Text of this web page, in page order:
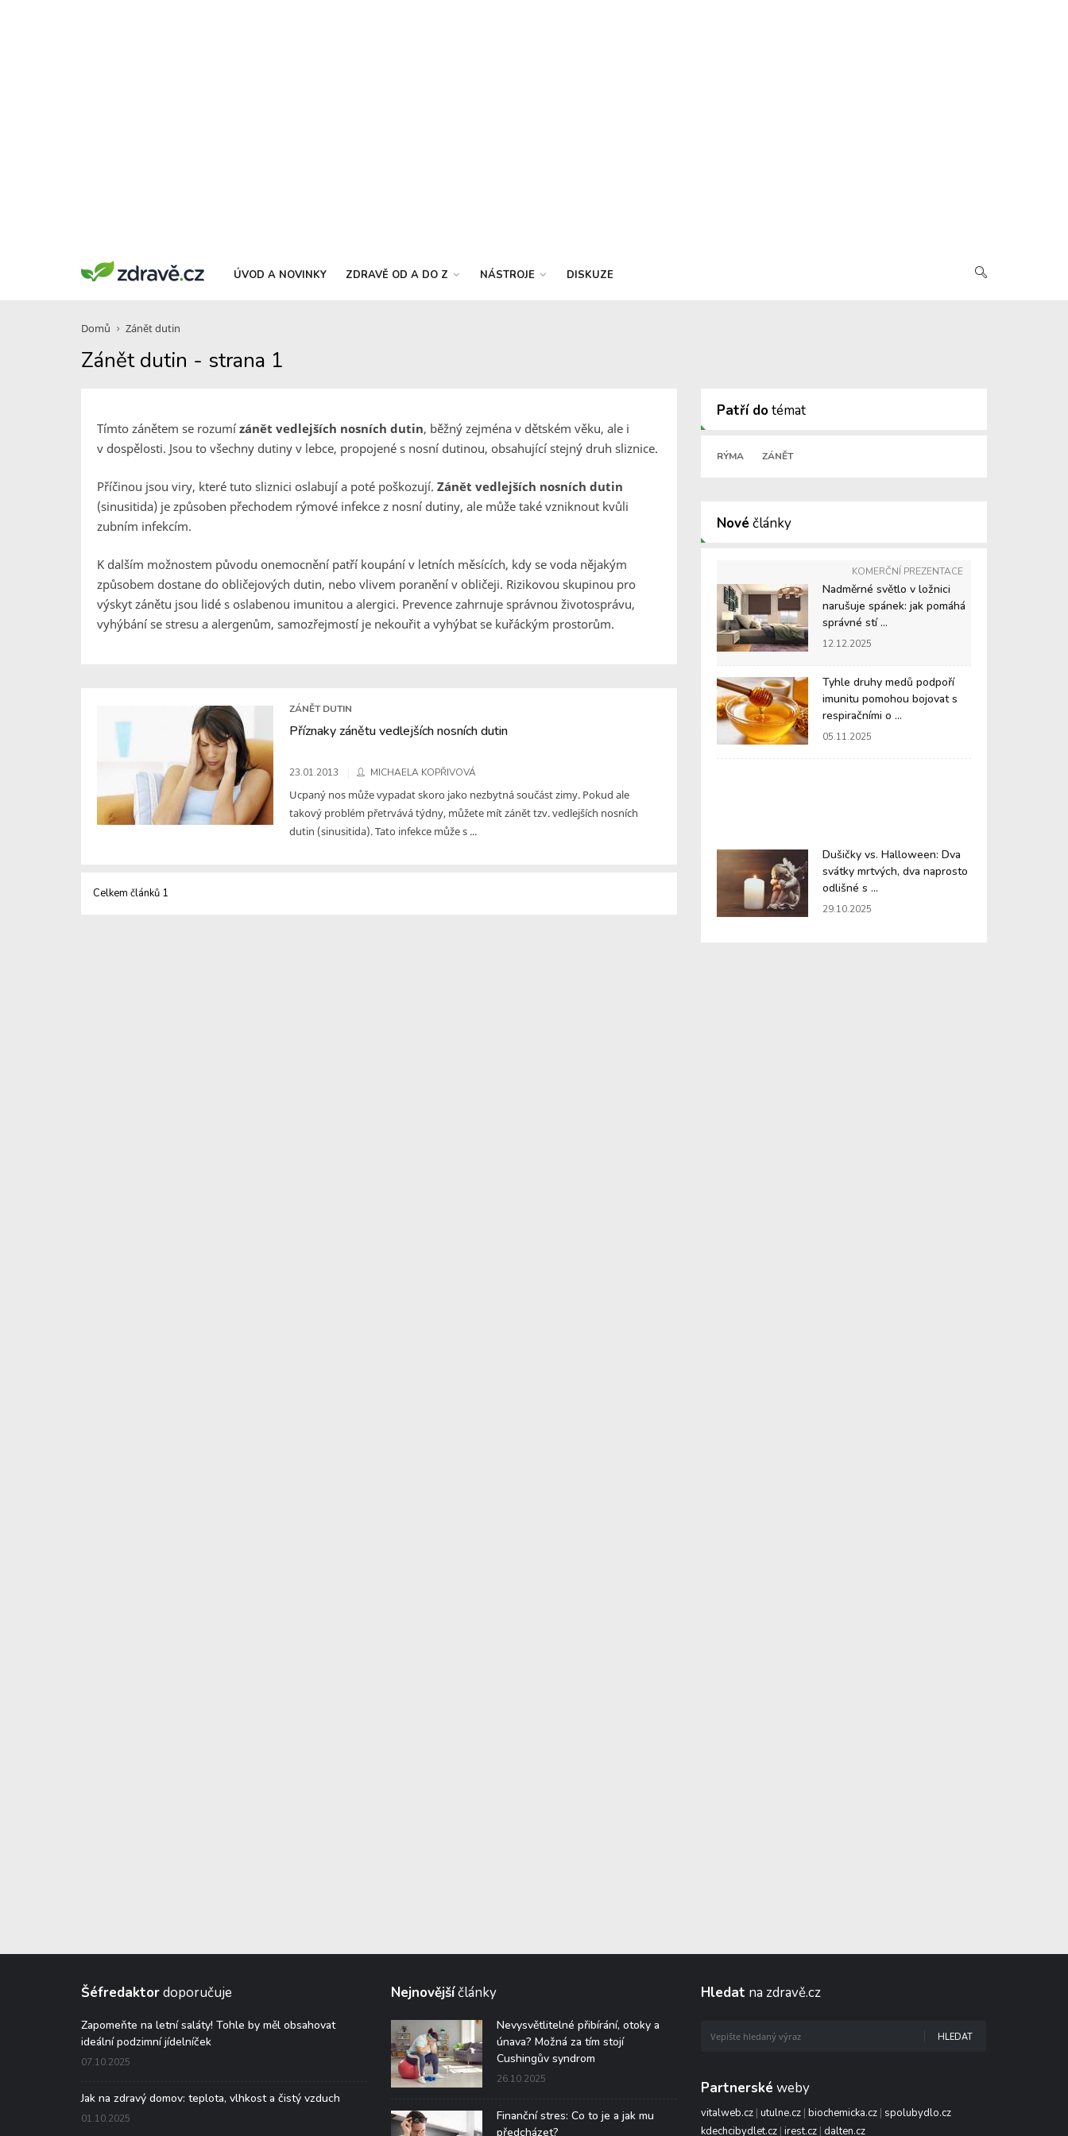
ÚVOD A NOVINKY ZDRAVĚ OD A DO Z NÁSTROJE DISKUZE
Domů Zánět dutin
Zánět dutin - strana 1
Tímto zánětem se rozumí zánět vedlejších nosních dutin, běžný zejména v dětském věku, ale i
v dospělosti. Jsou to všechny dutiny v lebce, propojené s nosní dutinou, obsahující stejný druh sliznice.
Příčinou jsou viry, které tuto sliznici oslabují a poté poškozují. Zánět vedlejších nosních dutin
(sinusitida) je způsoben přechodem rýmové infekce z nosní dutiny, ale může také vzniknout kvůli
zubním infekcím.
K dalším možnostem původu onemocnění patří koupání v letních měsících, kdy se voda nějakým
způsobem dostane do obličejových dutin, nebo vlivem poranění v obličeji. Rizikovou skupinou pro
výskyt zánětu jsou lidé s oslabenou imunitou a alergici. Prevence zahrnuje správnou životosprávu,
vyhýbání se stresu a alergenům, samozřejmostí je nekouřit a vyhýbat se kuřáckým prostorům.
ZÁNĚT DUTIN
Příznaky zánětu vedlejších nosních dutin
23.01.2013 MICHAELA KOPŘIVOVÁ
Ucpaný nos může vypadat skoro jako nezbytná součást zimy. Pokud ale
takový problém přetrvává týdny, můžete mít zánět tzv. vedlejších nosních
dutin (sinusitida). Tato infekce může s ...
Celkem článků 1
Patří dotémat
RÝMA ZÁNĚT
Nové články
KOMERČNÍ PREZENTACE
Nadměrné světlo v ložnici
narušuje spánek: jak pomáhá
správné stí ...
12.12.2025
Tyhle druhy medů podpoří
imunitu pomohou bojovat s
respiračními o ...
05.11.2025
Dušičky vs. Halloween: Dva
svátky mrtvých, dva naprosto
odlišné s ...
29.10.2025
Šéfredaktordoporučuje
Zapomeňte na letní saláty! Tohle by měl obsahovat
ideální podzimní jídelníček
07.10.2025
Jak na zdravý domov: teplota, vlhkost a čistý vzduch
01.10.2025
Nejnovějšíčlánky
Nevysvětlitelné přibírání, otoky a
únava? Možná za tím stojí
Cushingův syndrom
26.10.2025
Finanční stres: Co to je a jak mu
předcházet?
Hledat na zdravě.cz
HLEDAT
Partnerské weby
vitalweb.cz| utulne.cz| biochemicka.cz| spolubydlo.cz
kdechcibydlet.cz| irest.cz| dalten.cz